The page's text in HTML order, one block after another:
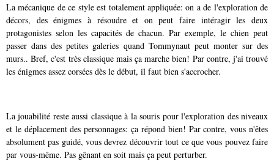
La mécanique de ce style est totalement appliquée: on a de l'exploration de
décors, des énigmes à résoudre et on peut faire intéragir les deux
protagonistes selon les capacités de chacun. Par exemple, le chien peut
passer dans des petites galeries quand Tommynaut peut monter sur des
murs.. Bref, c'est très classique mais ça marche bien! Par contre, j'ai trouvé
les énigmes assez corsées dès le début, il faut bien s'accrocher.
La jouabilité reste aussi classique à la souris pour l'exploration des niveaux
et le déplacement des personnages: ça répond bien! Par contre, vous n'êtes
absolument pas guidé, vous devrez découvrir tout ce que vous pouvez faire
par vous-même. Pas gênant en soit mais ça peut perturber.